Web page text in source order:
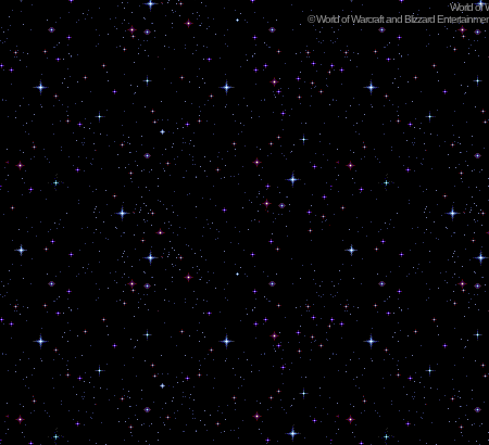
World of
©World of Warcraft and Blizzard